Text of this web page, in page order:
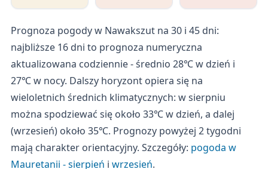
Prognoza pogody w Nawakszut na 30 i 45 dni:
najbliższe 16 dni to prognoza numeryczna
aktualizowana codziennie - średnio 28℃ w dzień i
27℃ w nocy. Dalszy horyzont opiera się na
wieloletnich średnich klimatycznych: w sierpniu
można spodziewać się około 33℃ w dzień, a dalej
(wrzesień) około 35℃. Prognozy powyżej 2 tygodni
mają charakter orientacyjny. Szczegóły: pogoda w
Mauretanii - sierpień i wrzesień.